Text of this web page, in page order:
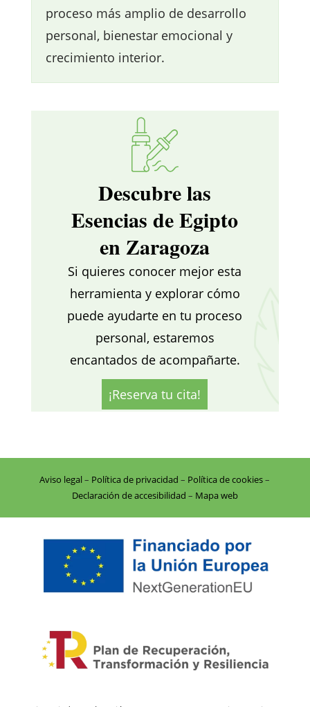
proceso más amplio de desarrollo
personal, bienestar emocional y
crecimiento interior.
Descubre las
Esencias de Egipto
en Zaragoza
Si quieres conocer mejor esta
herramienta y explorar cómo
puede ayudarte en tu proceso
personal, estaremos
encantados de acompañarte.
¡Reserva tu cita!
Aviso legal– Política de privacidad – Política de cookies–
Declaración de accesibilidad – Mapa web